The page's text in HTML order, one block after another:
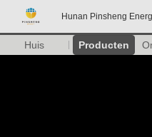
Hunan Pinsheng
Huis Producten